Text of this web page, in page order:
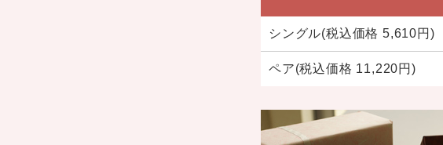
シングル(税込価格 5,610円)
ペア(税込価格 11,220円)